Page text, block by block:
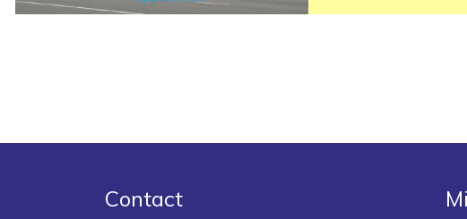
Contact